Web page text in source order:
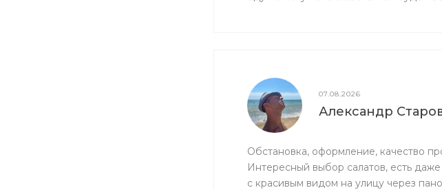
07.08.2026
Александр
Обстановка, оформление, качество
Интересный выбор салатов, есть
с красивым видом на улицу через